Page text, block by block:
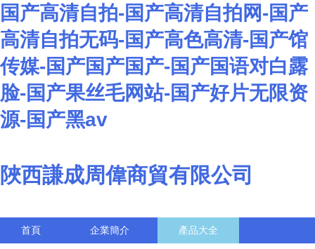
国产高清自拍-国产高清自拍网-国产
高清自拍无码-国产高色高清-国产馆
传媒-国产国产国产-国产国语对白露
脸-国产果丝毛网站-国产好片无限资
源-国产黑av
陜西謙成周偉商貿有限公司
首頁 企業簡介 產品大全